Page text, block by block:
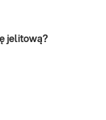
jelitową?